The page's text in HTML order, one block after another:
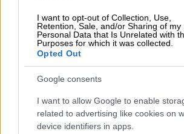
I want to opt-out of Collection, Use,
Retention, Sale, and/or Sharing of my
Personal Data that Is Unrelated with
Purposes for which it was collected.
Opted Out
Google consents
I want to allow Google to enable
related to advertising like cookies on
device identifiers in apps.
Ζόχαρ και τη Χέλγκα.
Χέλγκα πέταξε χωρίς
γιλέκο, ενώ ηΖόχαρ φορούσε
προστατευτικό γιλέκο
συνέλεγαν δεδομένα
κατά τη διάρκεια του ταξιδιού
Γης και της Σελήνης.